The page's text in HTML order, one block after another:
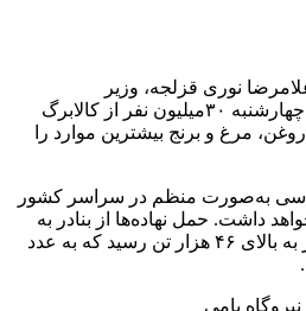
نوری قزلجه، وزیر
جهادکشاورزی گفت: تا شب چهارشنبه ۳۰میلیون نفر از کالابرگ
مرغ و برنج بیشترین موارد را
به‌صورت منظم در سراسر کشور
داشت. حمل نهاده‌ها از بنادر به
سمت واحدهای تولیدی دیروز به بالای ۴۶ هزار تن رسید که به عدد